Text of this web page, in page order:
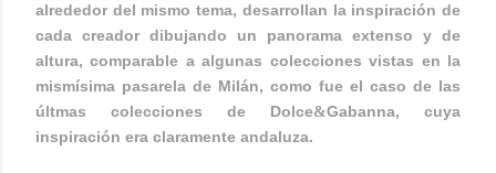
alrededor del mismo tema, desarrollan la inspiración de
cada creador dibujando un panorama extenso y de
altura, comparable a algunas colecciones vistas en la
mismísima pasarela de Milán, como fue el caso de las
últmas colecciones de Dolce&Gabanna, cuya
inspiración era claramente andaluza.